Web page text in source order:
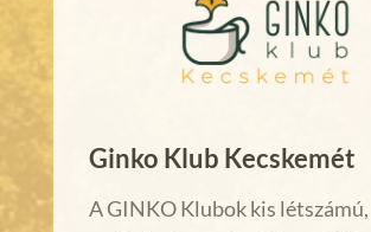
Ginko Klub Kecskemét
A GINKO Klubok kis létszámú,